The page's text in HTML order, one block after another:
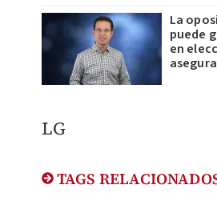
La
puede
en
LG
TAGS